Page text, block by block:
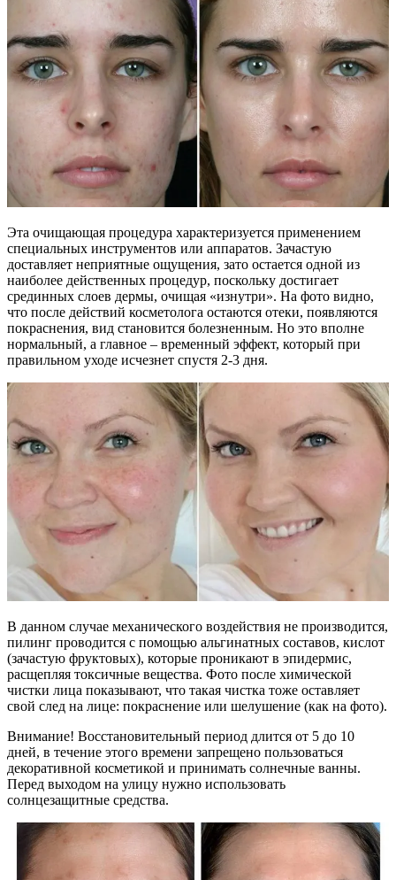
Эта очищающая процедура характеризуется применением
специальных инструментов или аппаратов. Зачастую
доставляет неприятные ощущения, зато остается одной из
наиболее действенных процедур, поскольку достигает
срединных слоев дермы, очищая «изнутри». На фото видно,
что после действий косметолога остаются отеки, появляются
покраснения, вид становится болезненным. Но это вполне
нормальный, а главное – временный эффект, который при
правильном уходе исчезнет спустя 2-3 дня.
В данном случае механического воздействия не производится,
пилинг проводится с помощью альгинатных составов, кислот
(зачастую фруктовых), которые проникают в эпидермис,
расщепляя токсичные вещества. Фото после химической
чистки лица показывают, что такая чистка тоже оставляет
свой след на лице: покраснение или шелушение (как на фото).
Внимание! Восстановительный период длится от 5 до 10
дней, в течение этого времени запрещено пользоваться
декоративной косметикой и принимать солнечные ванны.
Перед выходом на улицу нужно использовать
солнцезащитные средства.